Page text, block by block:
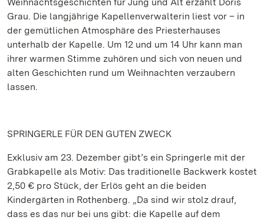
Grau. Die langjährige Kapellenverwalterin liest vor – in
der gemütlichen Atmosphäre des Priesterhauses
unterhalb der Kapelle. Um 12 und um 14 Uhr kann man
ihrer warmen Stimme zuhören und sich von neuen und
alten Geschichten rund um Weihnachten verzaubern
lassen.
SPRINGERLE FÜR DEN GUTEN ZWECK
Exklusiv am 23. Dezember gibt’s ein Springerle mit der
Grabkapelle als Motiv: Das traditionelle Backwerk kostet
2,50 € pro Stück, der Erlös geht an die beiden
Kindergärten in Rothenberg. „Da sind wir stolz drauf,
dass es das nur bei uns gibt: die Kapelle auf dem